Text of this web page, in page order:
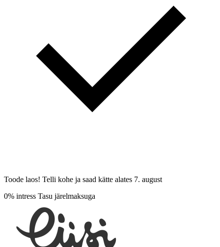
Toode laos! Telli kohe ja saad kätte alates 7. august
0% intress Tasu järelmaksuga